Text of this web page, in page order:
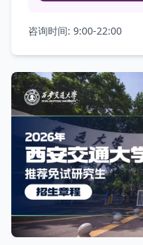
咨询时间: 9:00-22:00